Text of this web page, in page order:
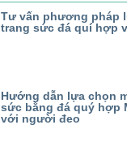
Tư vấn phương pháp
trang sức đá quí hợp
Hướng dẫn lựa chọn
sức bằng đá quý hợp
với người đeo